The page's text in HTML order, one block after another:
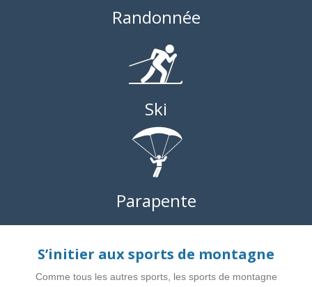
Randonnée
Ski
Parapente
S’initier aux sports de montagne
Comme tous les autres sports, les sports de montagne